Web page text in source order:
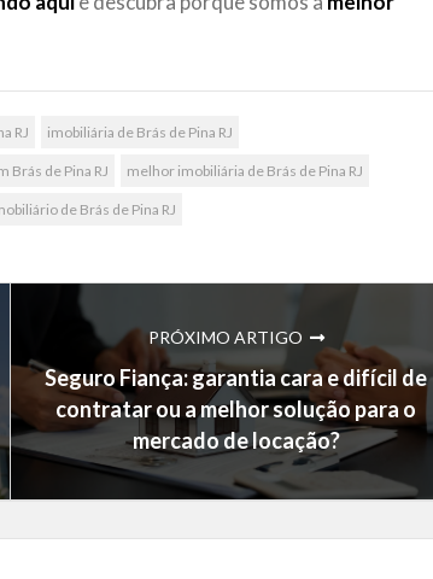
RJ imobiliária de Brás de Pina RJ
Brás de Pina RJ melhor imobiliária de Brás de Pina RJ
de Brás de Pina RJ
PRÓXIMO ARTIGO
Seguro Fiança: garantia cara e difícil de
contratar ou a melhor solução para o
mercado de locação?